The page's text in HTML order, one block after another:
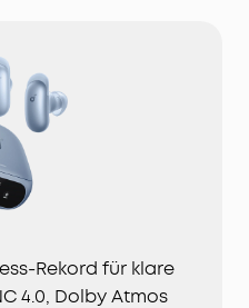
Rekord für klare
4.0, Dolby Atmos